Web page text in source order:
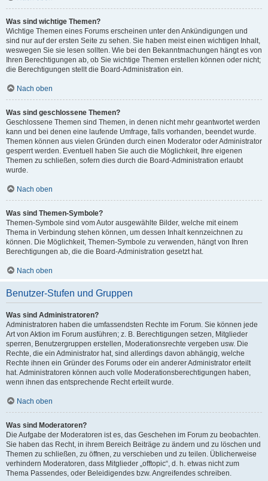
Was sind wichtige Themen?
Wichtige Themen eines Forums erscheinen unter den Ankündigungen und
sind nur auf der ersten Seite zu sehen. Sie haben meist einen wichtigen Inhalt,
weswegen Sie sie lesen sollten. Wie bei den Bekanntmachungen hängt es von
Ihren Berechtigungen ab, ob Sie wichtige Themen erstellen können oder nicht;
die Berechtigungen stellt die Board-Administration ein.
Nach oben
Was sind geschlossene Themen?
Geschlossene Themen sind Themen, in denen nicht mehr geantwortet werden
kann und bei denen eine laufende Umfrage, falls vorhanden, beendet wurde.
Themen können aus vielen Gründen durch einen Moderator oder Administrator
gesperrt werden. Eventuell haben Sie auch die Möglichkeit, Ihre eigenen
Themen zu schließen, sofern dies durch die Board-Administration erlaubt
wurde.
Nach oben
Was sind Themen-Symbole?
Themen-Symbole sind vom Autor ausgewählte Bilder, welche mit einem
Thema in Verbindung stehen können, um dessen Inhalt kennzeichnen zu
können. Die Möglichkeit, Themen-Symbole zu verwenden, hängt von Ihren
Berechtigungen ab, die die Board-Administration gesetzt hat.
Nach oben
Benutzer-Stufen und Gruppen
Was sind Administratoren?
Administratoren haben die umfassendsten Rechte im Forum. Sie können jede
Art von Aktion im Forum ausführen; z. B. Berechtigungen setzen, Mitglieder
sperren, Benutzergruppen erstellen, Moderationsrechte vergeben usw. Die
Rechte, die ein Administrator hat, sind allerdings davon abhängig, welche
Rechte ihnen ein Gründer des Forums oder ein anderer Administrator erteilt
hat. Administratoren können auch volle Moderationsberechtigungen haben,
wenn ihnen das entsprechende Recht erteilt wurde.
Nach oben
Was sind Moderatoren?
Die Aufgabe der Moderatoren ist es, das Geschehen im Forum zu beobachten.
Sie haben das Recht, in ihrem Bereich Beiträge zu ändern und zu löschen und
Themen zu schließen, zu öffnen, zu verschieben und zu teilen. Üblicherweise
verhindern Moderatoren, dass Mitglieder „offtopic“, d. h. etwas nicht zum
Thema Passendes, oder Beleidigendes bzw. Angreifendes schreiben.